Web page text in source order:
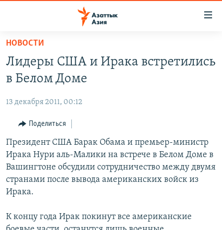
Вернуться
основному
содержанию
навигации
Вернутся
поиску
КАЗАХСТАН
УЗБЕКИСТАН
ТАДЖИКИСТАН
НОВОСТИ
НА ДРУГИХ ЯЗЫКАХ
ҚАЗАҚША
КЫРГЫЗЧА
ЎЗБЕКЧА
ТОҶИКӢ
TÜRKMENÇE
Все сайты РСЕ/РС
НОВОСТИ
Лидеры США и Ирака встретились
в Белом Доме
13 декабря 2011, 00:12
Поделиться
Президент США Барак Обама и премьер-министр
Ирака Нури аль-Малики на встрече в Белом Доме в
Вашингтоне обсудили сотрудничество между двумя
странами после вывода американских войск из
Ирака.
К концу года Ирак покинут все американские